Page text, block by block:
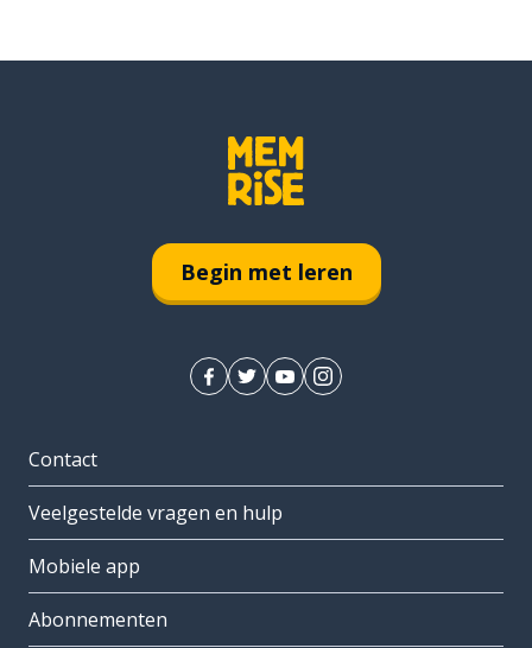
Begin met leren
Contact
Veelgestelde vragen en hulp
Mobiele app
Abonnementen